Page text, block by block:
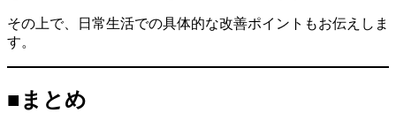
その上で、日常生活での具体的な改善ポイントもお伝えしま
す。
■まとめ